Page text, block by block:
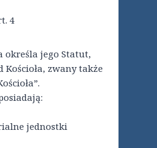
4
określa jego Statut,
zwany także
jednostki